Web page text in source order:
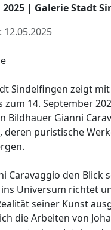
2025 | Galerie Stadt
Sindelfingen zeigt
zum 14. September
Bildhauer Gianni
deren puristische
Caravaggio den Blick
Universum richtet
seiner Kunst
die Arbeiten von